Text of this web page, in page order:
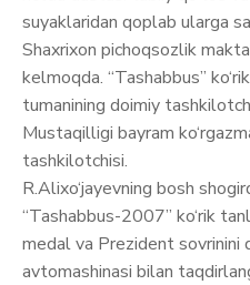
suyaklaridan qoplab ularga
Shaxrixon pichoqsozlik
kelmoqda. “Tashabbus”
tumanining doimiy
Mustaqilligi bayram
tashkilotchisi.
R.Alixo‘jayevning bosh
“Tashabbus-2007” ko‘rik
medal va Prezident sovrinini
avtomashinasi bilan